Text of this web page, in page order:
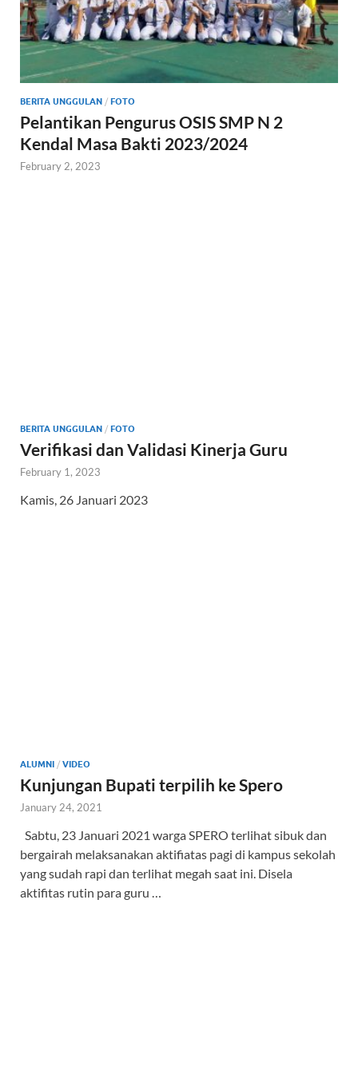
BERITA UNGGULAN / FOTO
Pelantikan Pengurus OSIS SMP N 2
Kendal Masa Bakti 2023/2024
February 2, 2023
BERITA UNGGULAN / FOTO
Verifikasi dan Validasi Kinerja Guru
February 1, 2023
Kamis, 26 Januari 2023
ALUMNI / VIDEO
Kunjungan Bupati terpilih ke Spero
January 24, 2021
Sabtu, 23 Januari 2021 warga SPERO terlihat sibuk dan
bergairah melaksanakan aktifiatas pagi di kampus sekolah
yang sudah rapi dan terlihat megah saat ini. Disela
aktifitas rutin para guru …